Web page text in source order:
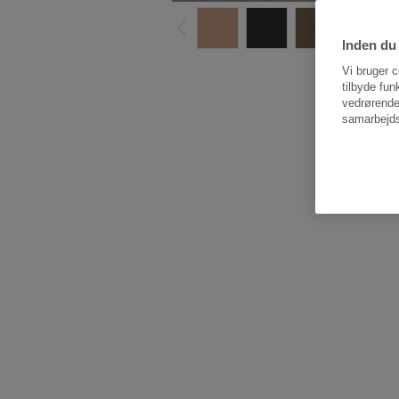
Inden
Vi bruger
tilbyde